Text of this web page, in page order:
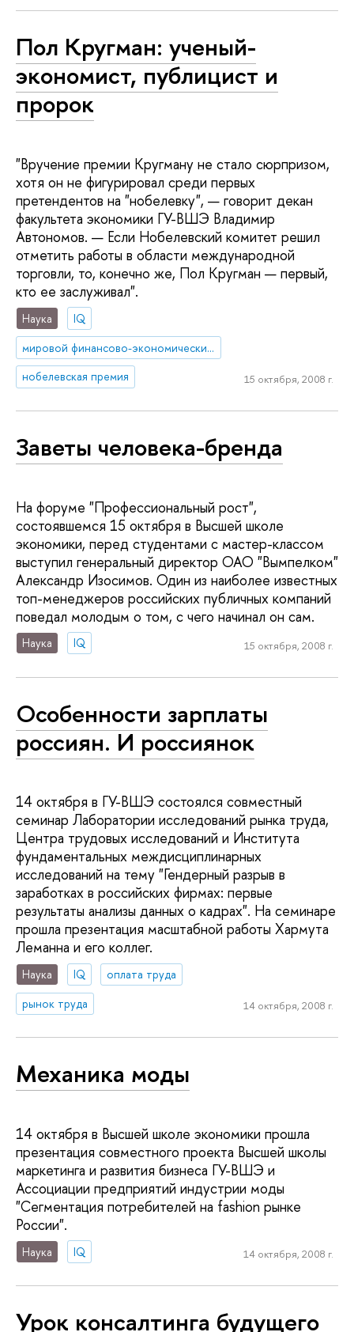
Пол Кругман: ученый-
экономист, публицист и
пророк
"Вручение премии Кругману не стало сюрпризом,
хотя он не фигурировал среди первых
претендентов на "нобелевку", — говорит декан
факультета экономики ГУ-ВШЭ Владимир
Автономов. — Если Нобелевский комитет решил
отметить работы в области международной
торговли, то, конечно же, Пол Кругман — первый,
кто ее заслуживал".
Наука
IQ
мировой финансово-экономический кризис
нобелевская премия
15 октября, 2008 г.
Заветы человека-бренда
На форуме "Профессиональный рост",
состоявшемся 15 октября в Высшей школе
экономики, перед студентами с мастер-классом
выступил генеральный директор ОАО "Вымпелком"
Александр Изосимов. Один из наиболее известных
топ-менеджеров российских публичных компаний
поведал молодым о том, с чего начинал он сам.
Наука IQ 15 октября, 2008 г.
Особенности зарплаты
россиян. И россиянок
14 октября в ГУ-ВШЭ состоялся совместный
семинар Лаборатории исследований рынка труда,
Центра трудовых исследований и Института
фундаментальных междисциплинарных
исследований на тему "Гендерный разрыв в
заработках в российских фирмах: первые
результаты анализы данных о кадрах". На семинаре
прошла презентация масштабной работы Хармута
Леманна и его коллег.
Наука IQ
оплата труда
рынок труда
14 октября, 2008 г.
Механика моды
14 октября в Высшей школе экономики прошла
презентация совместного проекта Высшей школы
маркетинга и развития бизнеса ГУ-ВШЭ и
Ассоциации предприятий индустрии моды
"Сегментация потребителей на fashion рынке
России".
Наука IQ 14 октября, 2008 г.
Урок консалтинга будущего